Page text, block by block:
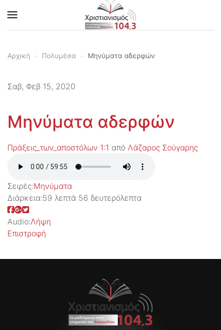
Skip to main content
Αρχική Πολυμέσα Μηνύματα αδερφών
Σαβ, Φεβ 15, 2020
Μηνύματα αδερφών
Πράξεις_των_αποστόλων 1:1 από Λάζαρος Σούγαρης
Σειρές:Μηνύματα
Διάρκεια:59 λεπτά 56 δευτερόλεπτα
Audio:Λήψη
Επιστροφή